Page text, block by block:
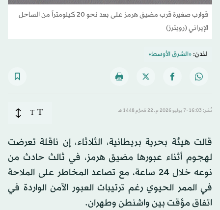
قوارب صغيرة قرب مضيق هرمز على بعد نحو 20 كيلومتراً من الساحل
الإيراني (رويترز)
لندن:«الشرق الأوسط»
نُشر: 16:03-7 يوليو 2026 م ـ 22 مُحرَّم 1448 هـ T
T
قالت هيئة بحرية بريطانية، الثلاثاء، إن ناقلة تعرضت
لهجوم أثناء عبورها مضيق هرمز، في ثالث حادث من
نوعه خلال 24 ساعة، مع تصاعد المخاطر على الملاحة
في الممر الحيوي رغم ترتيبات العبور الآمن الواردة في
اتفاق مؤقت بين واشنطن وطهران.